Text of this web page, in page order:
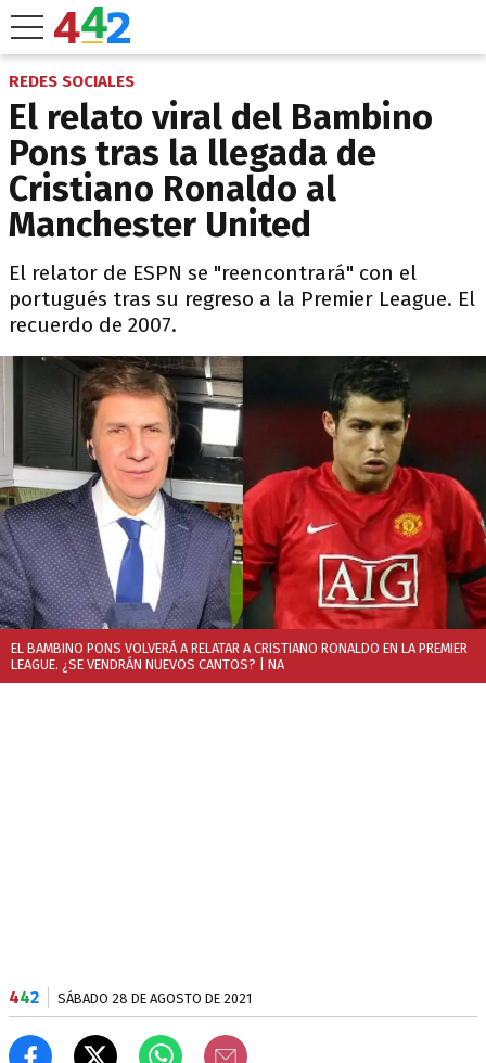
REDES SOCIALES
El relato viral del Bambino
Pons tras la llegada de
Cristiano Ronaldo al
Manchester United
El relator de ESPN se "reencontrará" con el
portugués tras su regreso a la Premier League. El
recuerdo de 2007.
EL BAMBINO PONS VOLVERÁ A RELATAR A CRISTIANO RONALDO EN LA PREMIER
LEAGUE. ¿SE VENDRÁN NUEVOS CANTOS?
| NA
442 SÁBADO 28 DE AGOSTO DE 2021